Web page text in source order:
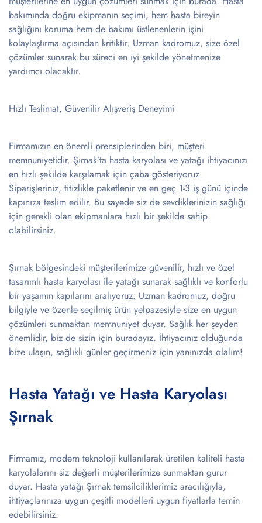
bakımında doğru ekipmanın seçimi, hem hasta bireyin
sağlığını koruma hem de bakımı üstlenenlerin işini
kolaylaştırma açısından kritiktir. Uzman kadromuz, size özel
çözümler sunarak bu süreci en iyi şekilde yönetmenize
yardımcı olacaktır.
Hızlı Teslimat, Güvenilir Alışveriş Deneyimi
Firmamızın en önemli prensiplerinden biri, müşteri
memnuniyetidir. Şırnak’ta hasta karyolası ve yatağı ihtiyacınızı
en hızlı şekilde karşılamak için çaba gösteriyoruz.
Siparişleriniz, titizlikle paketlenir ve en geç 1-3 iş günü içinde
kapınıza teslim edilir. Bu sayede siz de sevdiklerinizin sağlığı
için gerekli olan ekipmanlara hızlı bir şekilde sahip
olabilirsiniz.
Şırnak bölgesindeki müşterilerimize güvenilir, hızlı ve özel
tasarımlı hasta karyolası ile yatağı sunarak sağlıklı ve konforlu
bir yaşamın kapılarını aralıyoruz. Uzman kadromuz, doğru
bilgiyle ve özenle seçilmiş ürün yelpazesiyle size en uygun
çözümleri sunmaktan memnuniyet duyar. Sağlık her şeyden
önemlidir, biz de sizin için buradayız. İhtiyacınız olduğunda
bize ulaşın, sağlıklı günler geçirmeniz için yanınızda olalım!
Hasta Yatağı ve Hasta Karyolası
Şırnak
Firmamız, modern teknoloji kullanılarak üretilen kaliteli hasta
karyolalarını siz değerli müşterilerimize sunmaktan gurur
duyar. Hasta yatağı Şırnak temsilciliklerimiz aracılığıyla,
ihtiyaçlarınıza uygun çeşitli modelleri uygun fiyatlarla temin
edebilirsiniz.